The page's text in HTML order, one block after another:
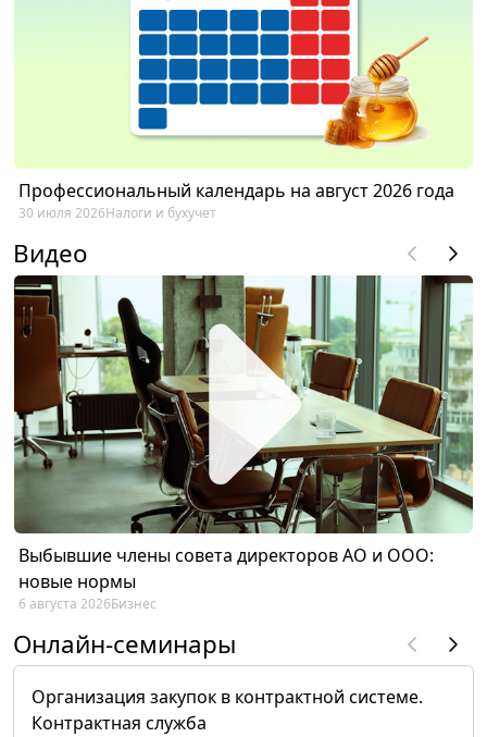
Профессиональный календарь на август 2026 года
30 июля 2026Налоги и бухучет
Видео
Выбывшие члены совета директоров АО и ООО:
новые нормы
6 августа 2026Бизнес
Онлайн-семинары
Организация закупок в контрактной системе.
Контрактная служба